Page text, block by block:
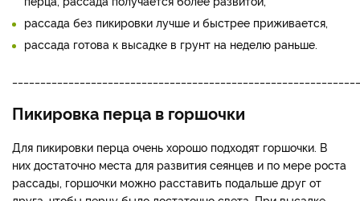
рассада без пикировки лучше и быстрее приживается,
рассада готова к высадке в грунт на неделю раньше.
Пикировка перца в горшочки
Для пикировки перца очень хорошо подходят горшочки. В
них достаточно места для развития сеянцев и по мере роста
рассады, горшочки можно расставить подальше друг от